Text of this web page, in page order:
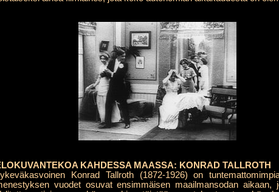
KAHDESSA MAASSA: KONRAD TALLROTH
Konrad Tallroth (1872-1926) on
vuodet osuvat ensimmäisen maailmansodan